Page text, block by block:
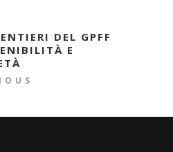
DEL GPFF
E